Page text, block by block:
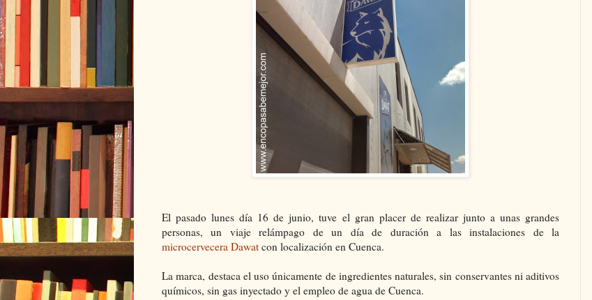
El pasado lunes día 16 de junio, tuve el gran placer de realizar junto a unas grandes
personas, un viaje relámpago de un día de duración a las instalaciones de la
microcervecera Dawat con localización en Cuenca.
La marca, destaca el uso únicamente de ingredientes naturales, sin conservantes ni aditivos
químicos, sin gas inyectado y el empleo de agua de Cuenca.